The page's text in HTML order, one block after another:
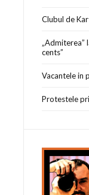
Clubul de
„Admiterea”
cents”
Vacantele in
Protestele